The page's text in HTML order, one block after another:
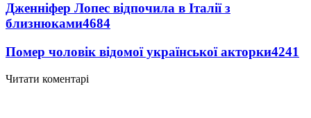
Дженніфер Лопес відпочила в Італії з
близнюками4684
Помер чоловік відомої української акторки4241
Читати коментарі